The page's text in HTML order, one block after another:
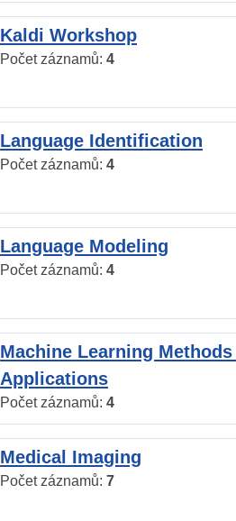
Kaldi Workshop
Počet záznamů: 4
Language Identification
Počet záznamů: 4
Language Modeling
Počet záznamů: 4
Machine Learning
Applications
Počet záznamů: 4
Medical Imaging
Počet záznamů: 7